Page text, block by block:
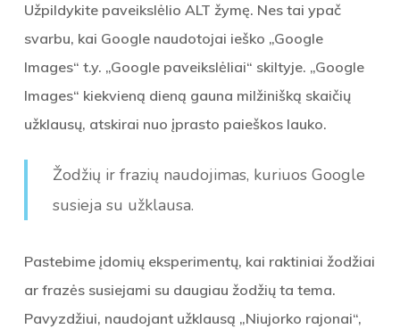
Užpildykite paveikslėlio ALT žymę. Nes tai ypač
svarbu, kai Google naudotojai ieško „Google
Images“ t.y. „Google paveikslėliai“ skiltyje. „Google
Images“ kiekvieną dieną gauna milžinišką skaičių
užklausų, atskirai nuo įprasto paieškos lauko.
Žodžių ir frazių naudojimas, kuriuos Google
susieja su užklausa.
Pastebime įdomių eksperimentų, kai raktiniai žodžiai
ar frazės susiejami su daugiau žodžių ta tema.
Pavyzdžiui, naudojant užklausą „Niujorko rajonai“,